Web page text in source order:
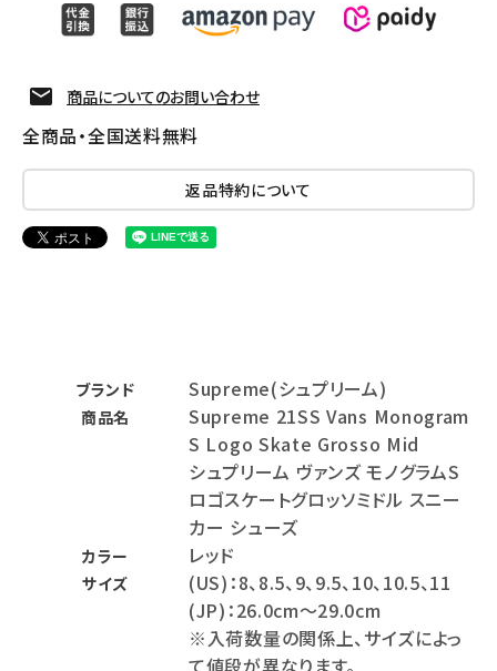
商品についてのお問い合わせ
全商品・全国送料無料
返品特約について
ブランド Supreme(シュプリーム)
商品名
Supreme 21SS Vans Monogram
S Logo Skate Grosso Mid
シュプリーム ヴァンズ モノグラムS
ロゴスケートグロッソミドル スニー
カー シューズ
カラー レッド
サイズ
(US)：8、8.5、9、9.5、10、10.5、11
(JP)：26.0cm～29.0cm
※入荷数量の関係上、サイズによっ
て値段が異なります。